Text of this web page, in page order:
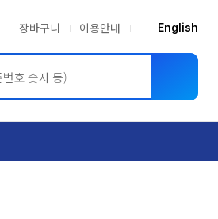
장바구니 이용안내 English